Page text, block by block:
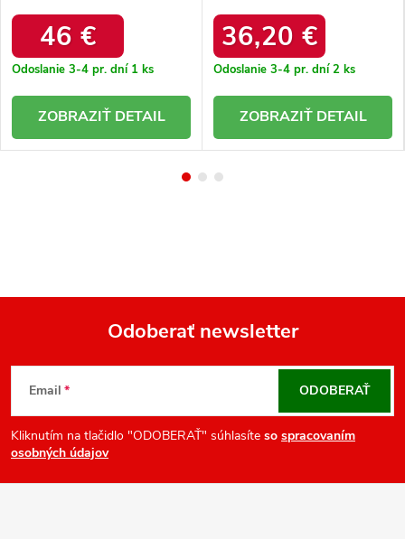
SAND/TAUPE
46 €
Odoslanie 3-4 pr. dní 1 ks
DETAIL
36,20 €
Odoslanie 3-4 pr. dní2 ks
DETAIL
i
Odoberať newsletter
Email
Kliknutím na tlačidlo "ODOBERAŤ" súhlasíte so spracovaním
osobných údajov
ODOBERAŤ